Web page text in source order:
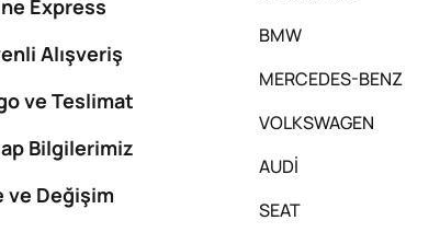
Express
Alışveriş
ve Teslimat
Bilgilerimiz
ve Değişim
BMW
MERCEDES-BENZ
VOLKSWAGEN
AUDİ
SEAT